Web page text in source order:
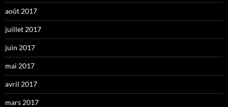
août 2017
juillet 2017
juin 2017
mai 2017
avril 2017
mars 2017